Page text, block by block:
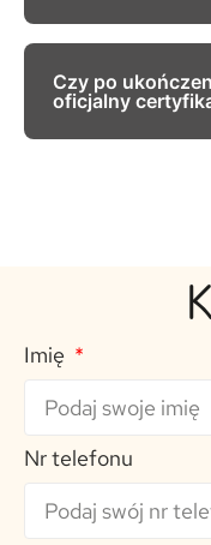
Czy po
oficjalny
Imię
Nr telefonu